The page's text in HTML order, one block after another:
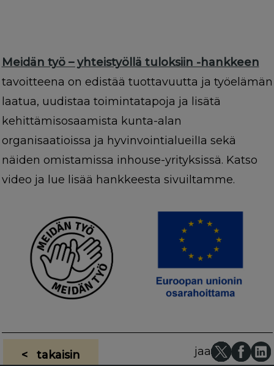
Meidän työ – yhteistyöllä tuloksiin -hankkeen
tavoitteena on edistää tuottavuutta ja työelämän
laatua, uudistaa toimintatapoja ja lisätä
kehittämisosaamista kunta-alan
organisaatioissa ja hyvinvointialueilIa sekä
näiden omistamissa inhouse-yrityksissä. Katso
video ja lue lisää hankkeesta sivuiltamme.
< takaisin jaa